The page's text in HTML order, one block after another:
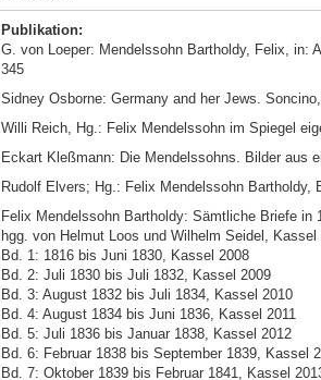
Publikation:
G. von Loeper: Mendelssohn Bartholdy, Felix, in:
345
Sidney Osborne: Germany and her Jews.
Willi Reich, Hg.: Felix Mendelssohn im Spiegel
Eckart Kleßmann: Die Mendelssohns. Bilder aus
Rudolf Elvers; Hg.: Felix Mendelssohn Bartholdy,
Felix Mendelssohn Bartholdy: Sämtliche Briefe
hgg. von Helmut Loos und Wilhelm Seidel, Kassel
Bd. 1: 1816 bis Juni 1830, Kassel 2008
Bd. 2: Juli 1830 bis Juli 1832, Kassel 2009
Bd. 3: August 1832 bis Juli 1834, Kassel 2010
Bd. 4: August 1834 bis Juni 1836, Kassel 2011
Bd. 5: Juli 1836 bis Januar 1838, Kassel 2012
Bd. 6: Februar 1838 bis September 1839, Kassel
Bd. 7: Oktober 1839 bis Februar 1841, Kassel